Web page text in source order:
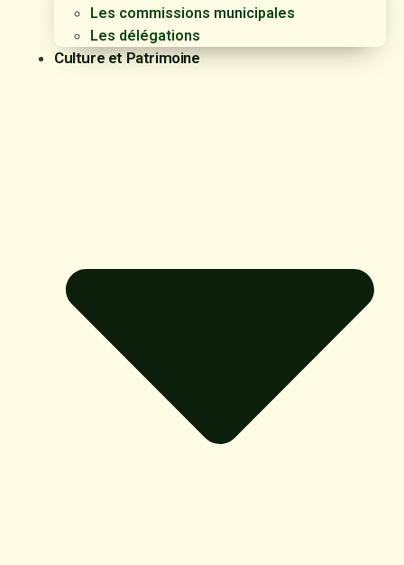
Les commissions municipales
Les délégations
Culture et Patrimoine